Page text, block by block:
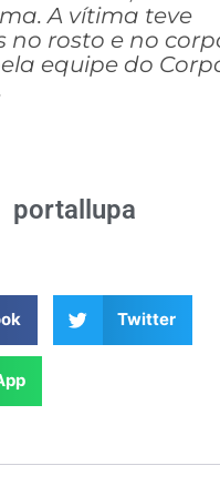
A vítima teve
no rosto e no
equipe do
portallupa
Twitter